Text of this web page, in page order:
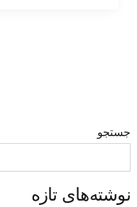
جستجو
نوشته‌های تازه